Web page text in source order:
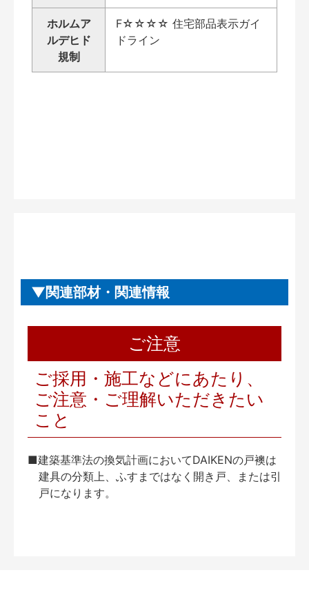
ホルムア
ルデヒド
規制
F☆☆☆☆ 住宅部品表示ガイ
ドライン
関連部材・関連情報
ご注意
ご採用・施工などにあたり、
ご注意・ご理解いただきたい
こと
■建築基準法の換気計画においてDAIKENの戸襖は
建具の分類上、ふすまではなく開き戸、または引
戸になります。